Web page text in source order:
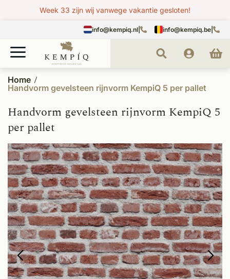
Week 33 zijn wij vanwege vakantie gesloten!
info@kempiq.nl info@kempiq.be
Home
Handvorm gevelsteen rijnvorm KempiQ 5 per pallet
Handvorm gevelsteen rijnvorm KempiQ 5
per pallet